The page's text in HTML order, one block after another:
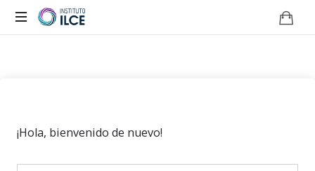
¡Hola, bienvenido de nuevo!